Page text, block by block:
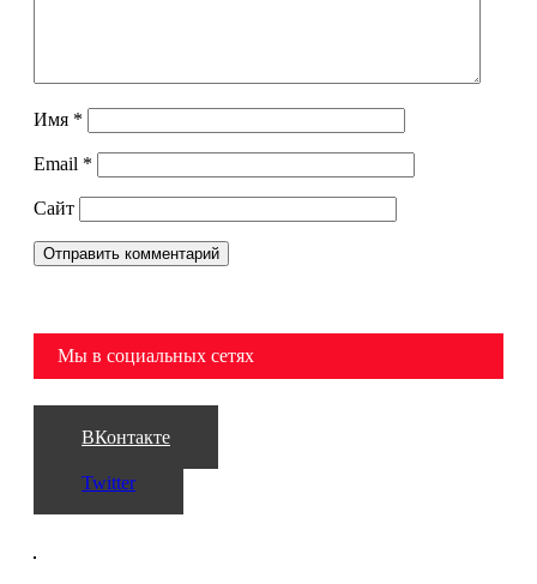
Имя *
Email *
Сайт
Мы в социальных сетях
ВКонтакте
Twitter